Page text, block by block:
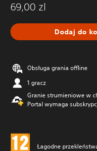
69,00 zl
Dodaj do
Obsługa grania offline
1 gracz
Granie strumieniowe w
Portal wymaga
Łagodne